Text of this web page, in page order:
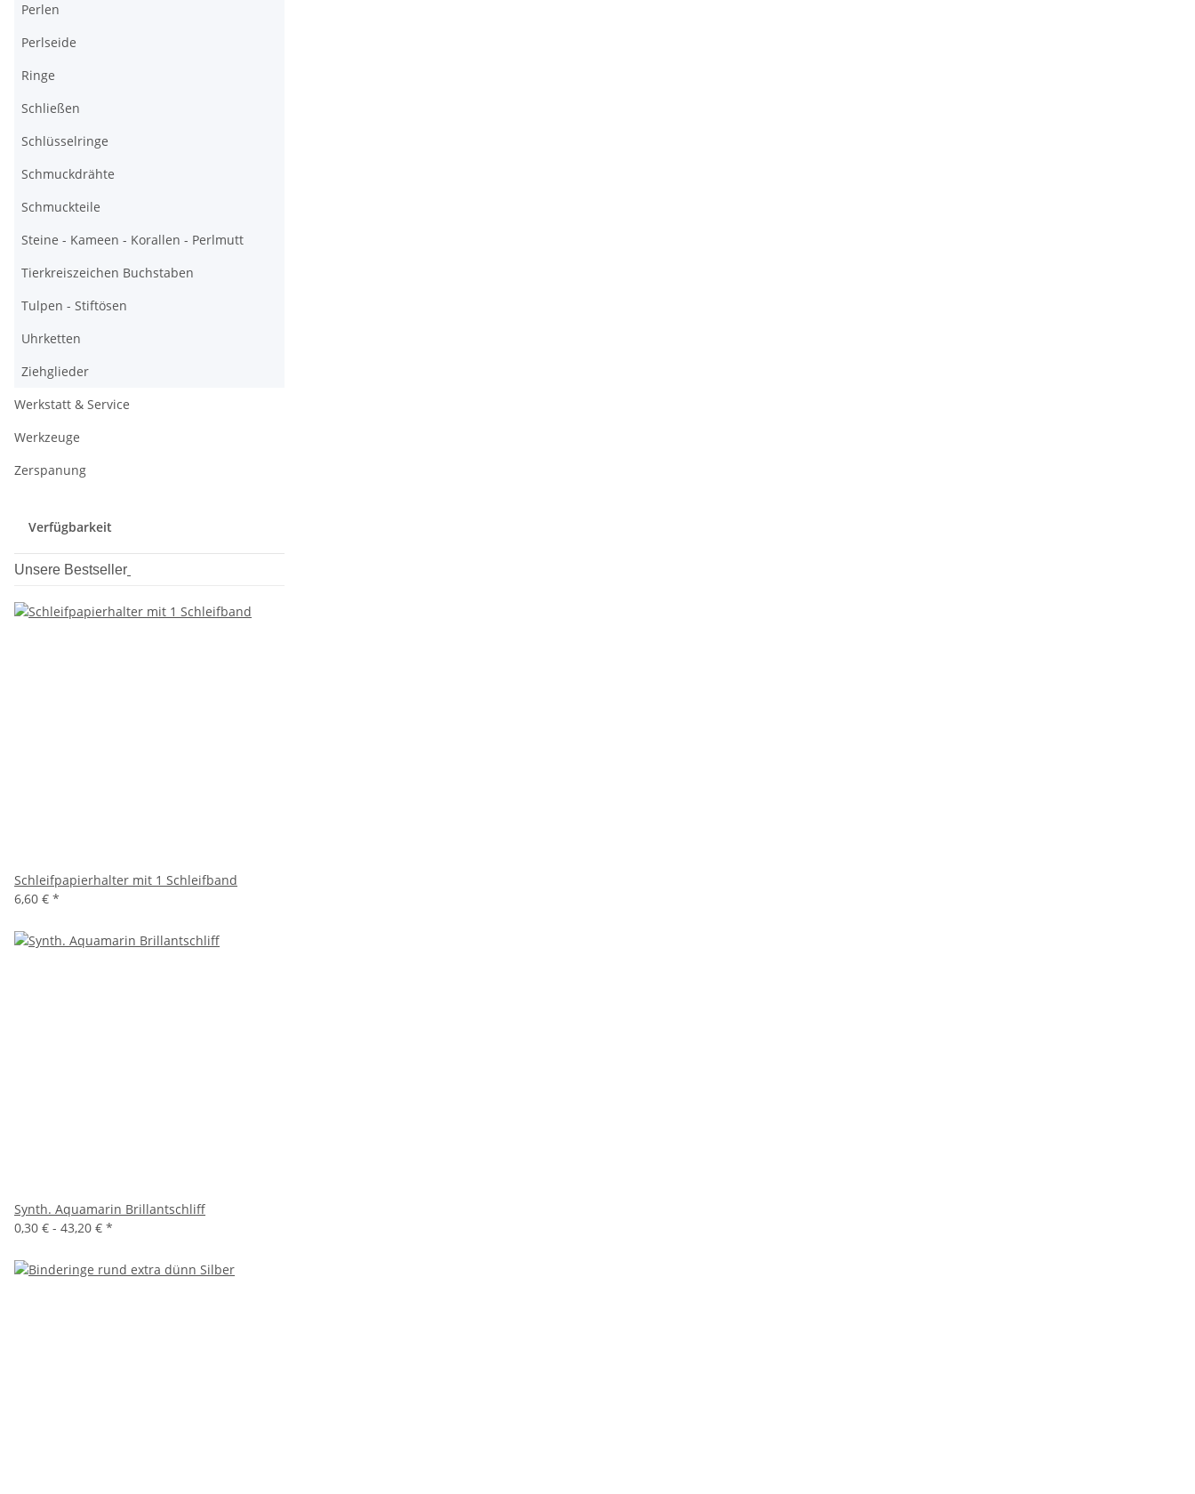
Perlen
Perlseide
Ringe
Schließen
Schlüsselringe
Schmuckdrähte
Schmuckteile
Steine - Kameen - Korallen - Perlmutt
Tierkreiszeichen Buchstaben
Tulpen - Stiftösen
Uhrketten
Ziehglieder
Werkstatt & Service
Werkzeuge
Zerspanung
Verfügbarkeit
Unsere Bestseller
Schleifpapierhalter mit 1 Schleifband
6,60 € *
Synth. Aquamarin Brillantschliff
0,30 € - 43,20 € *